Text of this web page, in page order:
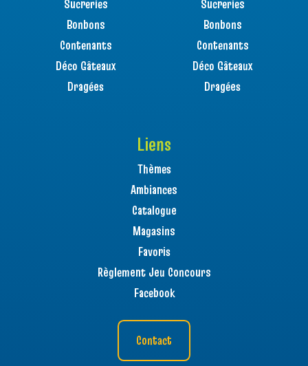
Sucreries
Bonbons
Contenants
Déco Gâteaux
Dragées
Sucreries
Bonbons
Contenants
Déco Gâteaux
Dragées
Liens
Thèmes
Ambiances
Catalogue
Magasins
Favoris
Règlement Jeu Concours
Facebook
Contact